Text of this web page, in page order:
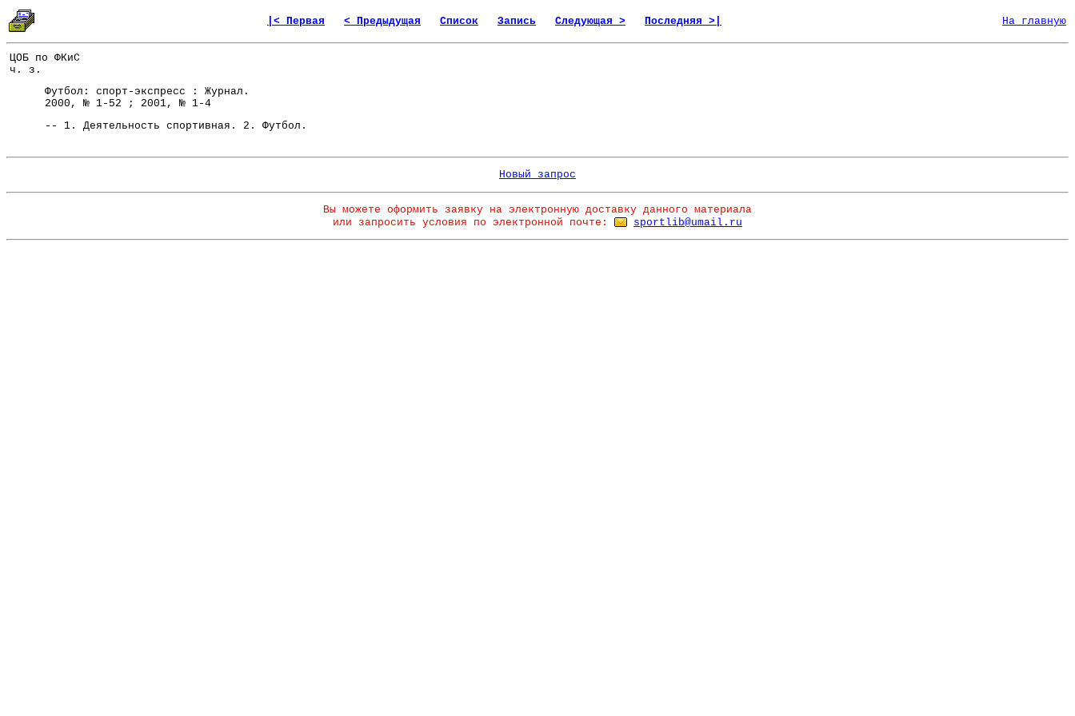
|< Первая < Предыдущая Список Запись Следующая > Последняя >| На главную
ЦОБ по ФКиС
ч. з.
Футбол: спорт-экспресс : Журнал.
2000, № 1-52 ; 2001, № 1-4
-- 1. Деятельность спортивная. 2. Футбол.
Новый запрос
Вы можете оформить заявку на электронную доставку данного материала
или запросить условия по электронной почте:
sportlib@umail.ru